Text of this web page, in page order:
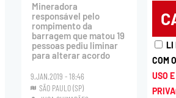
Mineradora
responsável pelo
rompimento da
barragem que matou 19
pessoas pediu liminar
para alterar acordo
9.JAN.2019 - 18:46
SÃO PAULO (SP)
LI
COM
USO